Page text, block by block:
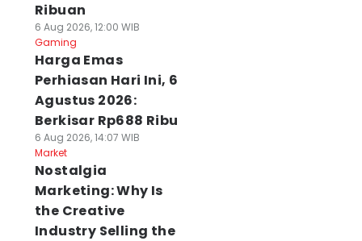
Ribuan
6 Aug 2026, 12:00 WIB
Gaming
Harga Emas
Perhiasan Hari Ini, 6
Agustus 2026:
Berkisar Rp688 Ribu
6 Aug 2026, 14:07 WIB
Market
Nostalgia
Marketing: Why Is
the Creative
Industry Selling the